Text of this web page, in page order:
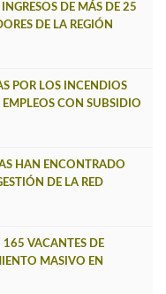
DE MÁS DE 25
DE LA REGIÓN
POR LOS INCENDIOS
CON SUBSIDIO
HAN ENCONTRADO
DE LA RED
165 VACANTES DE
MASIVO EN